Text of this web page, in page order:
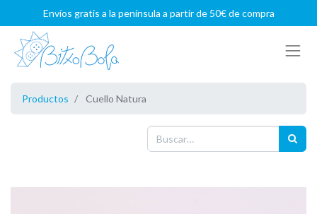
Envíos gratis a la península a partir de 50€ de compra
Productos Cuello Natura